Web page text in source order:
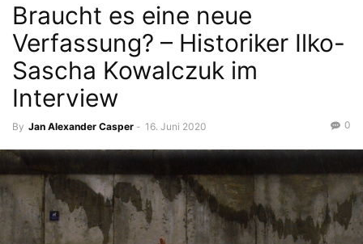
Braucht es eine neue
Verfassung? – Historiker Ilko-
Sascha Kowalczuk im
Interview
By Jan Alexander Casper - 16. Juni 2020 0